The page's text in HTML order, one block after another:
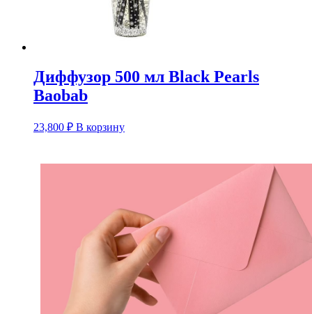
Диффузор 500 мл Black Pearls
Baobab
23,800 ₽ В корзину